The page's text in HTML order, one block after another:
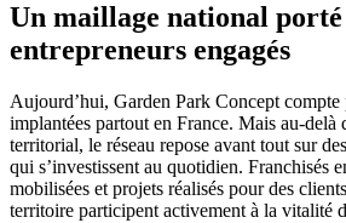
Un maillage national porté
entrepreneurs engagés
Aujourd’hui, Garden Park Concept compte
implantées partout en France. Mais au-delà
territorial, le réseau repose avant tout sur
qui s’investissent au quotidien. Franchisés
mobilisées et projets réalisés pour des
territoire participent activement à la vitalité